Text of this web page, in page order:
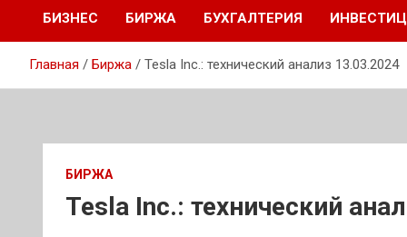
БИЗНЕС БИРЖА БУХГАЛТЕРИЯ
Главная Биржа Tesla Inc.: технический анализ 13.03.2024
БИРЖА
Tesla Inc.: технический